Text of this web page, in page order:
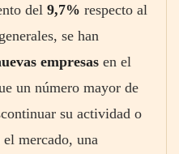
del 9,7% respecto al
se han
empresas en el
un número mayor de
su actividad o
mercado, una